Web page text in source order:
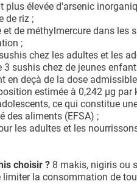
élevée d'arsenic
de riz ;
de méthylmercure dans
;
chez les adultes et les
sushis chez de jeunes
en deçà de la dose
estimée à 0,242 μg
ce qui constitue
des aliments (EFSA) ;
les adultes et les
choisir ? 8 makis, nigiris ou
limiter la consommation de